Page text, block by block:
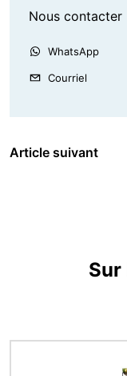
Nous contacter
WhatsApp
Courriel
Article suivant
Sur